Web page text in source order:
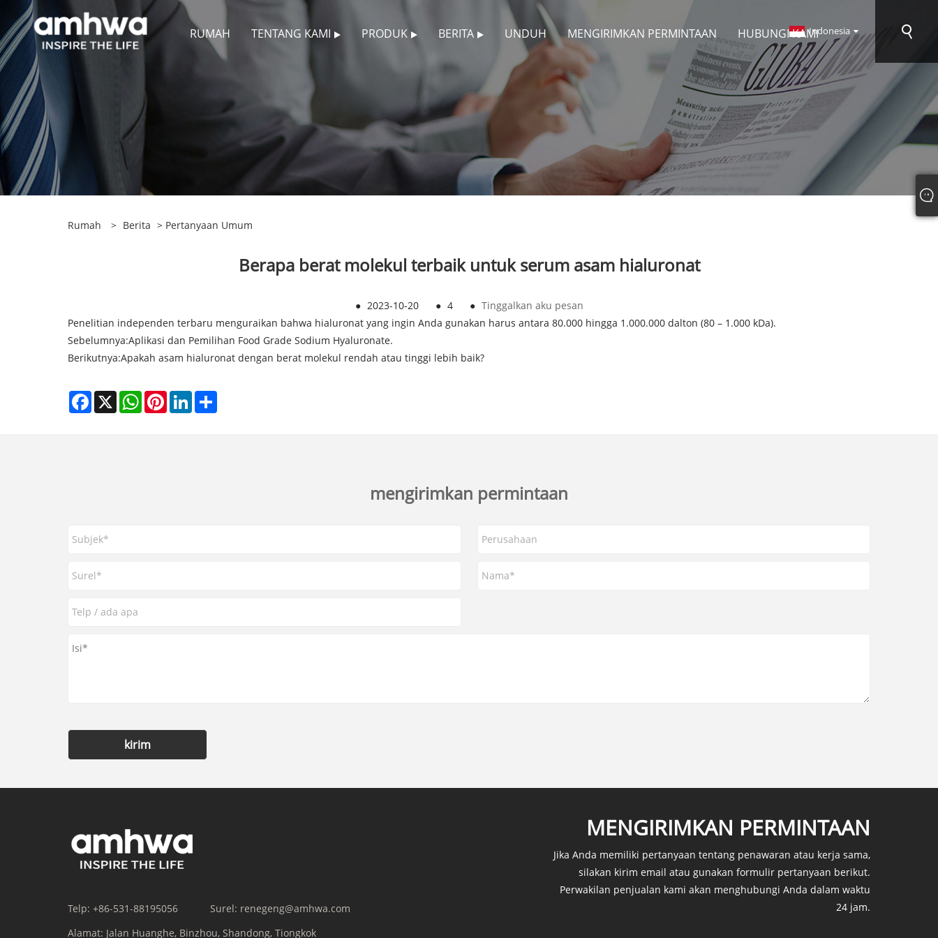
RUMAH TENTANG KAMI PRODUK BERITA UNDUH MENGIRIMKAN PERMINTAAN HUBUNGI KAMIIndonesia
Rumah > Berita > Pertanyaan Umum
Berapa berat molekul terbaik untuk serum asam hialuronat
● 2023-10-20 ● 4 ● Tinggalkan aku pesan
Penelitian independen terbaru menguraikan bahwa hialuronat yang ingin Anda gunakan harus antara 80.000 hingga 1.000.000 dalton (80 – 1.000 kDa).
Sebelumnya:Aplikasi dan Pemilihan Food Grade Sodium Hyaluronate.
Berikutnya:Apakah asam hialuronat dengan berat molekul rendah atau tinggi lebih baik?
Facebook
X WhatsAppPinterestLinkedIn
mengirimkan permintaan
kirim
Telp: +86-531-88195056 Surel: renegeng@amhwa.com
Alamat: Jalan Huanghe, Binzhou, Shandong, Tiongkok
MENGIRIMKAN PERMINTAAN
Jika Anda memiliki pertanyaan tentang penawaran atau kerja sama,
silakan kirim email atau gunakan formulir pertanyaan berikut.
Perwakilan penjualan kami akan menghubungi Anda dalam waktu
24 jam.